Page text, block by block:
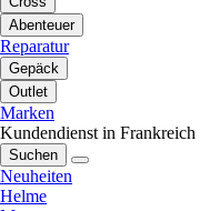
Abenteuer
Reparatur
Gepäck
Outlet
Marken
Kundendienst in Frankreich
Suchen
Neuheiten
Helme